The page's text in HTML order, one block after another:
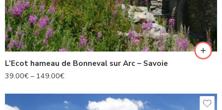
L’Ecot hameau de Bonneval sur Arc – Savoie
39.00€ – 149.00€